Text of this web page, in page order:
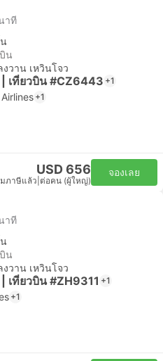
าที
น
วาน เหวินโจว
เที่ยวบิน #CZ6443 +1
+1
USD 656
ภาษีแล้ว ต่อคน (ผู้ใหญ่)
จองเลย
าที
น
วาน เหวินโจว
เที่ยวบิน #ZH9311 +1
+1